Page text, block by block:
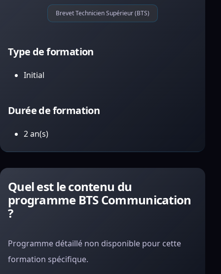
Brevet Technicien Supérieur (BTS)
Type de formation
Initial
Durée de formation
2 an(s)
Quel est le contenu du
programme BTS Communication
?
Programme détaillé non disponible pour cette
formation spécifique.